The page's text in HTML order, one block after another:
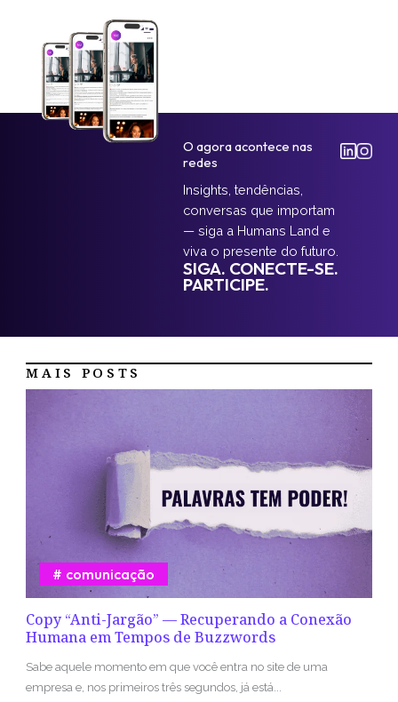
O agora acontece nas
redes
Insights, tendências,
conversas que importam
— siga a Humans Land e
viva o presente do futuro.
SIGA. CONECTE-SE.
PARTICIPE.
MAIS POSTS
Copy “Anti-Jargão” — Recuperando a Conexão
Humana em Tempos de Buzzwords
comunicação
Sabe aquele momento em que você entra no site de uma
empresa e, nos primeiros três segundos, já está...